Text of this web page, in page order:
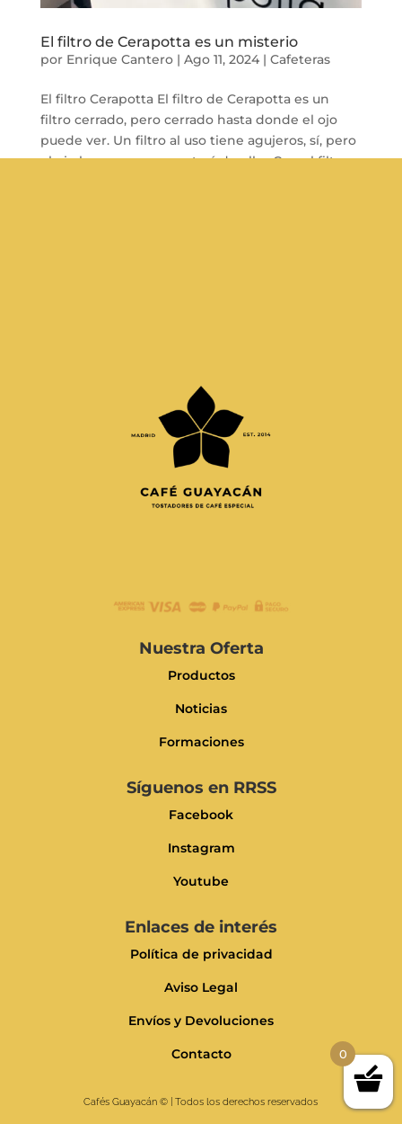
El filtro de Cerapotta es un misterio
por Enrique Cantero| Ago 11, 2024| Cafeteras
El filtro Cerapotta El filtro de Cerapotta es un
filtro cerrado, pero cerrado hasta donde el ojo
puede ver. Un filtro al uso tiene agujeros, sí, pero
el ojo humano se percatará de ellos.Con el filtro
Nuestra Oferta
Productos
Noticias
Formaciones
Síguenos en RRSS
Facebook
Instagram
Youtube
Enlaces de interés
Política de privacidad
Aviso Legal
Envíos y Devoluciones
Contacto
Cafés Guayacán© | Todos los derechos reservados
0